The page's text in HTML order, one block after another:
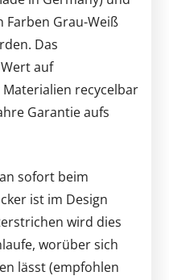
Farben Grau-Weiß
Das
auf
recycelbar
Garantie aufs
sofort beim
ist im Design
wird dies
worüber sich
lässt (empfohlen